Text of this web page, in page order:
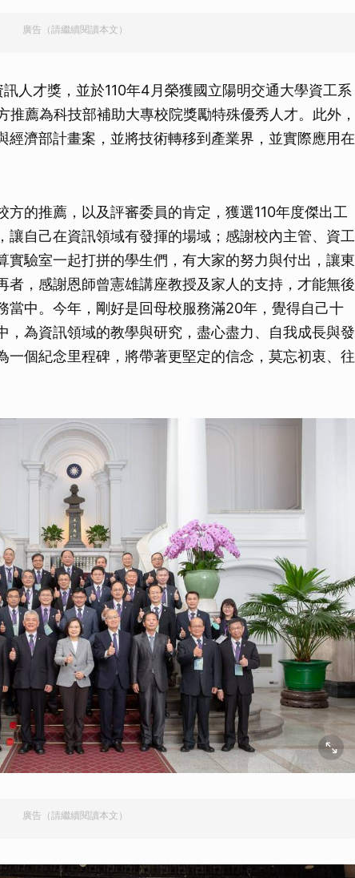
廣告（請繼續閱讀本文）
人才獎，並於110年4月榮獲國立陽明交通大學資工系
推薦為科技部補助大專校院獎勵特殊優秀人才。此外，
經濟部計畫案，並將技術轉移到產業界，並實際應用在
方的推薦，以及評審委員的肯定，獲選110年度傑出工
讓自己在資訊領域有發揮的場域；感謝校內主管、資工
實驗室一起打拼的學生們，有大家的努力與付出，讓東
者，感謝恩師曾憲雄講座教授及家人的支持，才能無後
當中。今年，剛好是回母校服務滿20年，覺得自己十
，為資訊領域的教學與研究，盡心盡力、自我成長與發
一個紀念里程碑，將帶著更堅定的信念，莫忘初衷、往
廣告（請繼續閱讀本文）